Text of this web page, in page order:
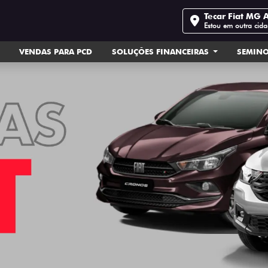
Tecar Fiat MG
Estou em outra
VENDAS PARA PCD SOLUÇÕES FINANCEIRAS